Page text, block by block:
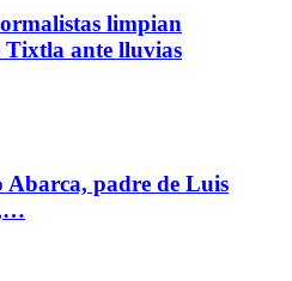
limpian
Tixtla ante lluvias
Abarca, padre de Luis